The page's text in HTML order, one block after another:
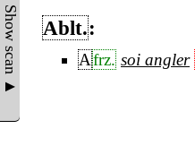
Show scan ▲ Ablt.:
Afrz. soi angler